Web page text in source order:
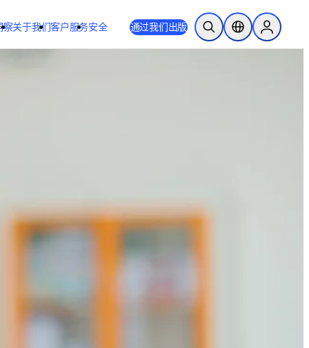
察关于我们客户服务安全 通过我们出版 开放搜索位置选择器Sign in to